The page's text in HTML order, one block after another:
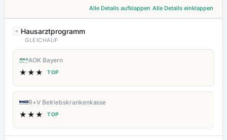
Alle Details aufklappen Alle Details einklappen
Hausarztprogramm
GLEICHAUF
AOK Bayern
★★★ TOP
R+V Betriebskrankenkasse
★★★ TOP